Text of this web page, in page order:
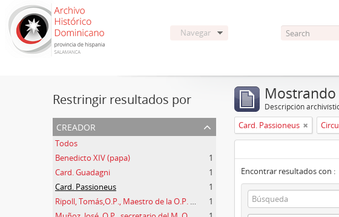
Navegar
Restringir resultados por
creador
Todos
Benedicto XIV (papa)
1
Card. Guadagni
1
Card. Passioneus
1
Ripoll, Tomás,O.P., Maestro de la O.P. (1725 -1747)
1
Descripción
Card. Passioneus
Encontrar resultados con :